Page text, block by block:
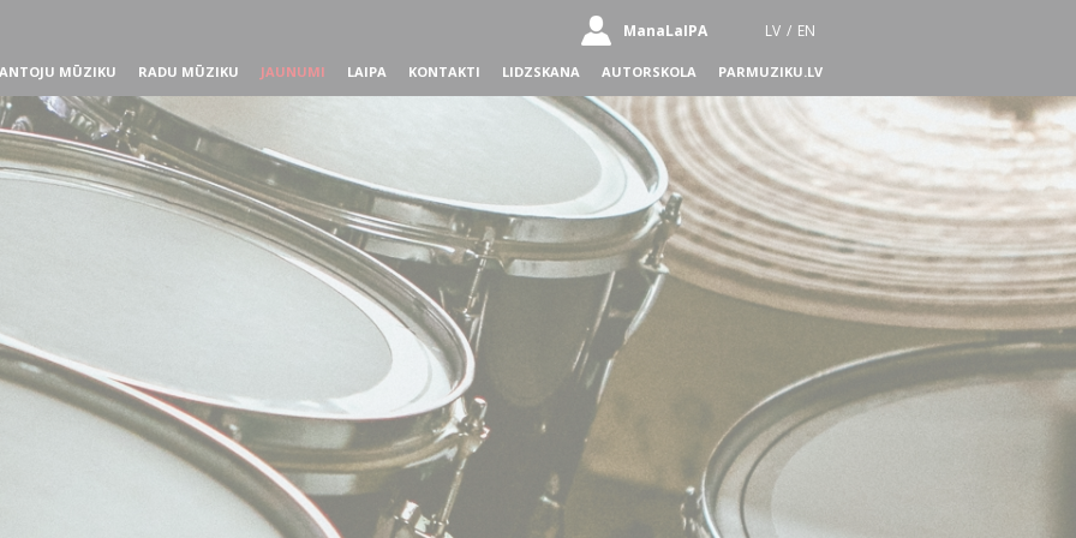
ManaLaIPA LV / EN
MŪZIKU RADU MŪZIKU JAUNUMI LAIPA KONTAKTI LIDZSKANA AUTORSKOLA PARMUZIKU.LV